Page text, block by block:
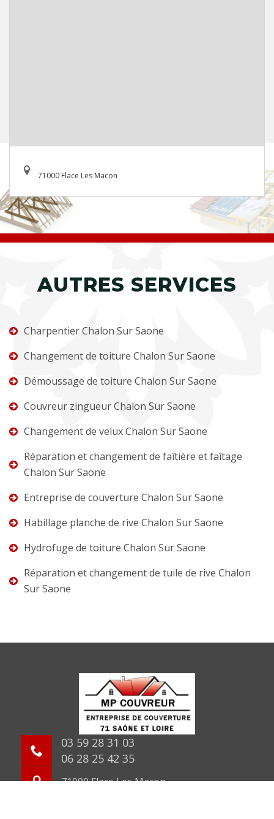
71000 Flace Les Macon
AUTRES SERVICES
Charpentier Chalon Sur Saone
Changement de toiture Chalon Sur Saone
Démoussage de toiture Chalon Sur Saone
Couvreur zingueur Chalon Sur Saone
Changement de velux Chalon Sur Saone
Réparation et changement de faîtière et faîtage
Chalon Sur Saone
Entreprise de couverture Chalon Sur Saone
Habillage planche de rive Chalon Sur Saone
Hydrofuge de toiture Chalon Sur Saone
Réparation et changement de tuile de rive Chalon
Sur Saone
03 59 28 31 03
06 28 25 42 35
71000 Flace Les Macon